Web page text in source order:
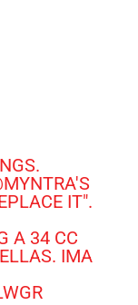
'S
IT".
A 34 CC
IMA